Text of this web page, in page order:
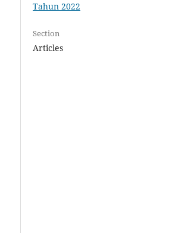
Tahun 2022
Section
Articles